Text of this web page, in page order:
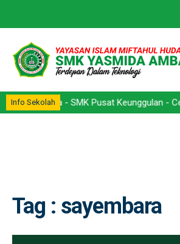
Info Sekolah- SMK Pusat Keunggulan -
Tag : sayembara